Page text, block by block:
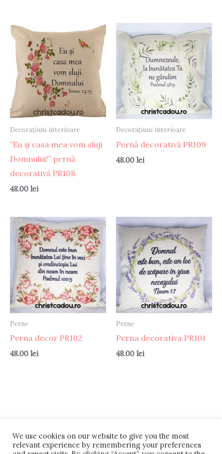
Decorațiuni interioare
”Eu și casa mea vom sluji
Domnului!” pernă
decorativă PR108
48.00 lei
Decorațiuni interioare
Pernă decorativă PR109
48.00 lei
Perne
Perna decor PR102
48.00 lei
Perne
Perna decorativa PR101
48.00 lei
Termeni si conditii Retur #12 (cím nélkül)
We use cookies on our website to give you the most
relevant experience by remembering your preferences